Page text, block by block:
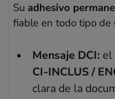
Suadhesivo
fiable en todo tipo de
Mensaje DCI: el
CI-INCLUS /
clara de la